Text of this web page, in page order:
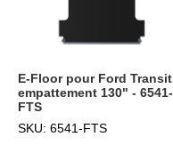
E-Floor pour Ford Transit
empattement 130" - 6541-
FTS
SKU: 6541-FTS